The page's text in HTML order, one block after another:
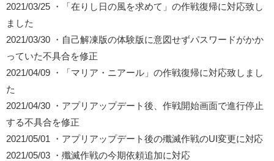
2021/03/25 ・「在りし日の風を求めて」の作戦復帰に対応致し
ました
2021/03/30 ・自己解凍版の体験版に意図せずパスワードがかか
っていた不具合を修正
2021/04/09 ・「マリア・ニアール」の作戦復帰に対応致しまし
た
2021/04/30 ・アプリアップデート後、作戦開始画面で進行停止
する不具合を修正
2021/05/01 ・アプリアップデート後の殲滅作戦のUI変更に対応
2021/05/03 ・殲滅作戦の今期依頼追加に対応